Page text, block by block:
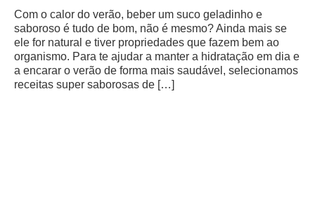
Com o calor do verão, beber um suco geladinho e
saboroso é tudo de bom, não é mesmo? Ainda mais se
ele for natural e tiver propriedades que fazem bem ao
organismo. Para te ajudar a manter a hidratação em dia e
a encarar o verão de forma mais saudável, selecionamos
receitas super saborosas de […]